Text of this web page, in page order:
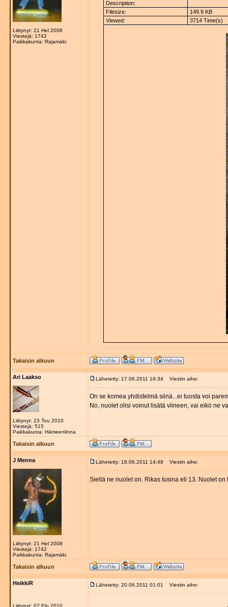
Liittynyt: 21 Hel 2008
Viestejä: 1742
Paikkakunta: Rajamäki
Description:
Filesize:
149.9 KB
Viewed:
3714 Time(s)
Takaisin alkuun
Ari Laakso
Liittynyt: 23 Tou 2010
Viestejä: 515
Paikkakunta: Hämeenlinna
Lähetetty: 17.06.2011 16:34 Viestin aihe:
On se komea yhdistelmä siinä...ei tuosta voi
No, nuolet olisi voinut lisätä viineen, vai eikö ne
Takaisin alkuun
J Menna
Liittynyt: 21 Hel 2008
Viestejä: 1742
Paikkakunta: Rajamäki
Lähetetty: 18.06.2011 14:48 Viestin aihe:
Siellä ne nuolet on. Rikas tusina eli 13. Nuolet
Takaisin alkuun
HeikkiR
Liittynyt: 07 Elo 2010
Lähetetty: 20.06.2011 01:01 Viestin aihe: